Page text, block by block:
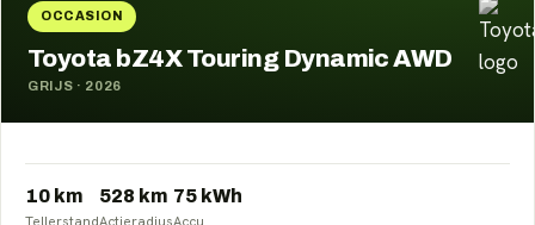
OCCASION
Toyota bZ4X Touring Dynamic AWD
GRIJS · 2026
10 km
Tellerstand
528 km
Actieradius
75 kWh
Accu